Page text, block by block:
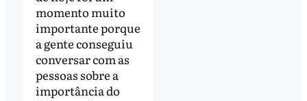
momento muito
importante porque
a gente conseguiu
conversar com as
pessoas sobre a
importância do